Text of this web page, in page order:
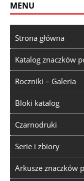
MENU
Strona główna
Katalog znaczków
Roczniki – Galeria
Bloki katalog
Czarnodruki
Serie i zbiory
Arkusze znaczków